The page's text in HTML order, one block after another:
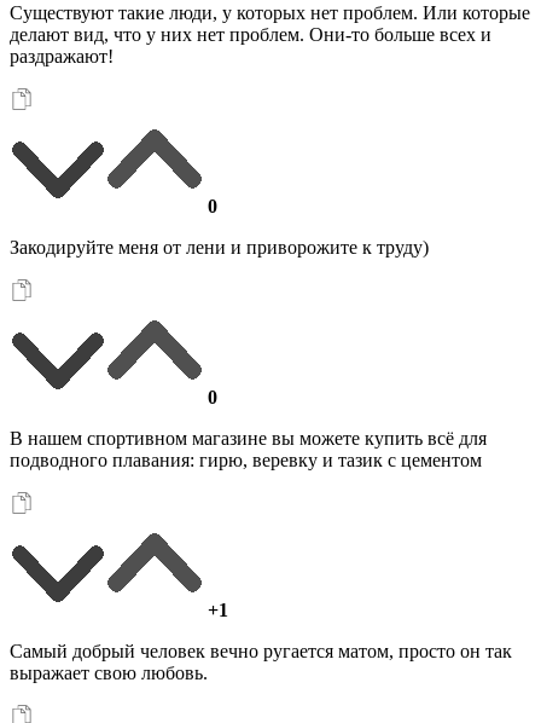
Существуют такие люди, у которых нет проблем. Или которые
делают вид, что у них нет проблем. Они-то больше всех и
раздражают!
0
Закодируйте меня от лени и приворожите к труду)
0
В нашем спортивном магазине вы можете купить всё для
подводного плавания: гирю, веревку и тазик с цементом
+1
Самый добрый человек вечно ругается матом, просто он так
выражает свою любовь.